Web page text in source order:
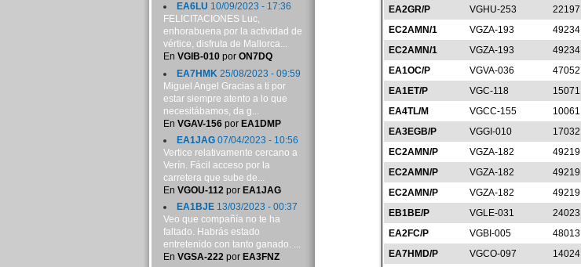
EA2GR/P
VGHU-253 22197
EC2AMN/1
VGZA-193 49234
EC2AMN/1
VGZA-193 49234
EA1OC/P
VGVA-036 47052
EA1ET/P
VGC-118 15071
EA4TL/M
VGCC-155 10061
EA3EGB/P
VGGI-010 17032
EC2AMN/P
VGZA-182 49219
EC2AMN/P
VGZA-182 49219
EC2AMN/P
VGZA-182 49219
EB1BE/P
VGLE-031 24023
EA2FC/P
VGBI-005 48013
EA7HMD/P
VGCO-097 14024
EA6LU 10/09/2023 - 17:36
FELICITACIONES Luc,
enhorabuena por la actividad de
vértice, disfruta de Mallorca...
En VGIB-010por ON7DQ
EA7HMK 25/08/2023 - 09:59
Miguel Angel Gracias a ti por
estar siempre atento a lo que
necesitábamos, da g...
En VGAV-156por EA1DMP
EA1JAG07/04/2023 - 10:56
Vertice relativamente cercano a
Verín. Fácil acceso por la
carretera que sube de...
En VGOU-112por EA1JAG
EA1BJE13/03/2023 - 00:37
Veo que compañía no te ha
faltado. Habrás estado
entretenido con tanto ganado. ...
En VGSA-222por EA3FNZ